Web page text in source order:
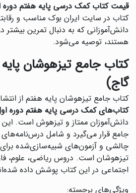
قیمت کتاب کمک درسی پایه هفتم دوره
کتاب در سایت ایران بوک مناسب و
دانش‌آموزانی که به دنبال تمرین بیشتر
هستند، توصیه می‌شود.
کتاب جامع تیزهوشان
گاج)
کتاب جامع تیزهوشان پایه هفتم از
کتاب‌های کمک درسی پایه هفتم دوره
دانش‌آموزان ممتاز و تیزهوش است.
جامع قرار می‌گیرد و شامل درس‌نامه‌های
چالشی و آزمون‌های شبیه‌سازی‌شده
تیزهوشان است. دروس ریاضی، علوم،
اجتماعی در این کتاب پوشش داده
ویژگی‌های برجسته: